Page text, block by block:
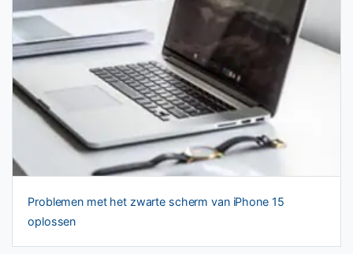
Problemen met het zwarte scherm van iPhone 15
oplossen